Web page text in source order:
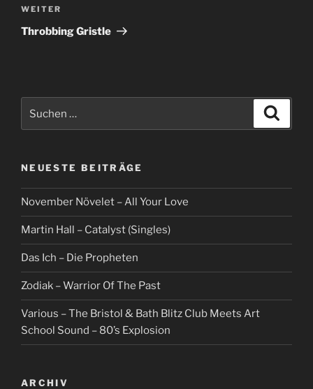
Nächster
Beitrag
WEITER
Throbbing Gristle
nach:
NEUESTE BEITRÄGE
November Növelet – All Your Love
Martin Hall – Catalyst (Singles)
Das Ich – Die Propheten
Zodiak – Warrior Of The Past
Various – The Bristol & Bath Blitz Club Meets Art
School Sound – 80’s Explosion
ARCHIV